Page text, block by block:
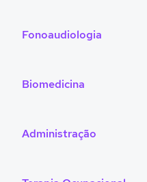
Fonoaudiologia
Biomedicina
Administração